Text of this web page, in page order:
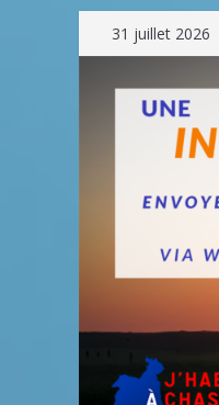
Passer
au
contenu
31 juillet 2026